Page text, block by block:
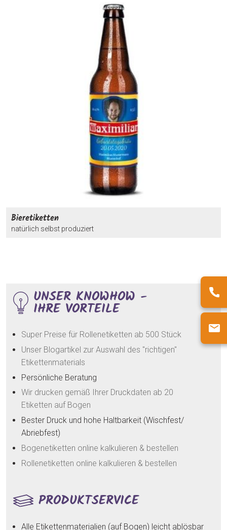
Bieretiketten
natürlich selbst produziert
UNSER KNOWHOW -
IHRE VORTEILE
Super Preise für Rollenetiketten ab 500 Stück
Unser Blogartikel zur Auswahl des "richtigen"
Etikettenmaterials
Persönliche Beratung
Wir drucken gemäß Ihrer Druckdaten ab 20
Etiketten auf Bogen
Bester Druck und hohe Haltbarkeit (Wischfest/
Abriebfest)
Bogenetiketten online kalkulieren & bestellen
Rollenetiketten online kalkulieren & bestellen
PRODUKTSERVICE
Alle Etikettenmaterialien (auf Bogen) leicht ablösbar